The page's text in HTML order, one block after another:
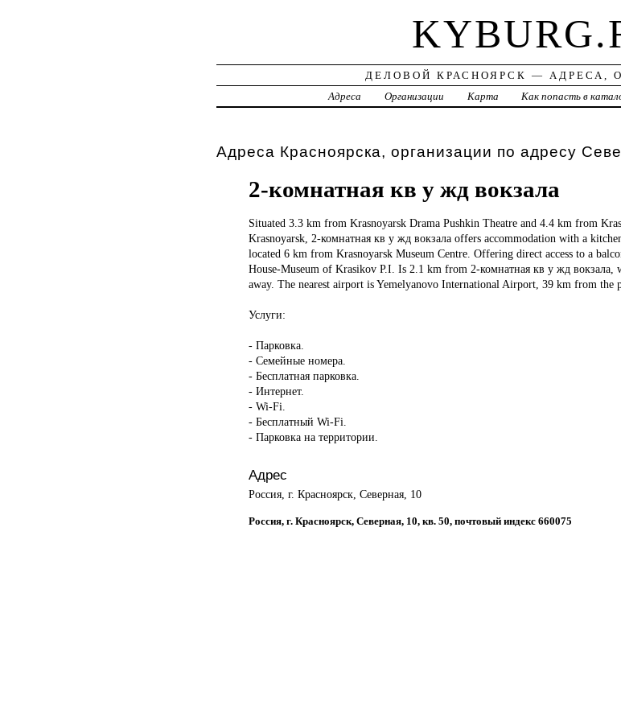
ДЕЛОВОЙ КРАСНОЯРСК — АДРЕСА,
Адреса
Организации Карта Как попасть в
Адреса Красноярска, организации по адресу
2-комнатная кв у жд вокзала
Situated 3.3 km from Krasnoyarsk Drama Pushkin Theatre and 4.4 km from
Krasnoyarsk, 2-комнатная кв у жд вокзала offers accommodation with a
located 6 km from Krasnoyarsk Museum Centre. Offering direct access to a
House-Museum of Krasikov P.I. Is 2.1 km from 2-комнатная кв у жд
away. The nearest airport is Yemelyanovo International Airport, 39 km from the
Услуги:
- Парковка.
- Семейные номера.
- Бесплатная парковка.
- Интернет.
- Wi-Fi.
- Бесплатный Wi-Fi.
- Парковка на территории.
Адрес
Россия, г. Красноярск, Северная, 10
Россия, г. Красноярск, Северная, 10, кв. 50, почтовый индекс 660075